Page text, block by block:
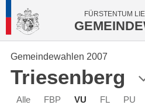
FÜRSTENTUM
Gemeindewahlen 2007
Triesenberg
Alle FBP VU FL PU